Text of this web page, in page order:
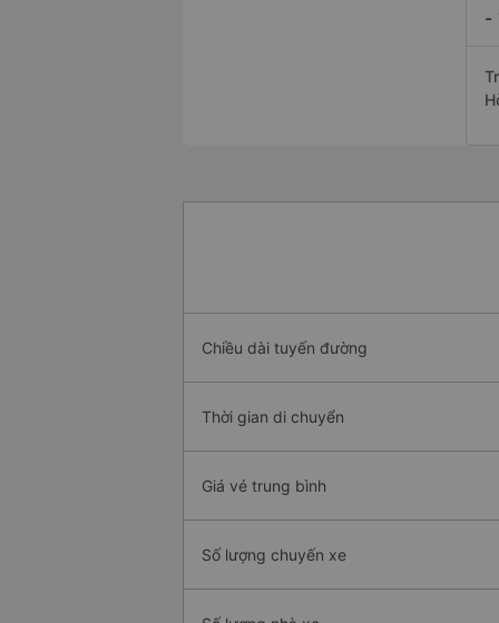
-
Chiều dài tuyến đường
Thời gian di chuyển
Giá vé trung bình
Số lượng chuyến xe